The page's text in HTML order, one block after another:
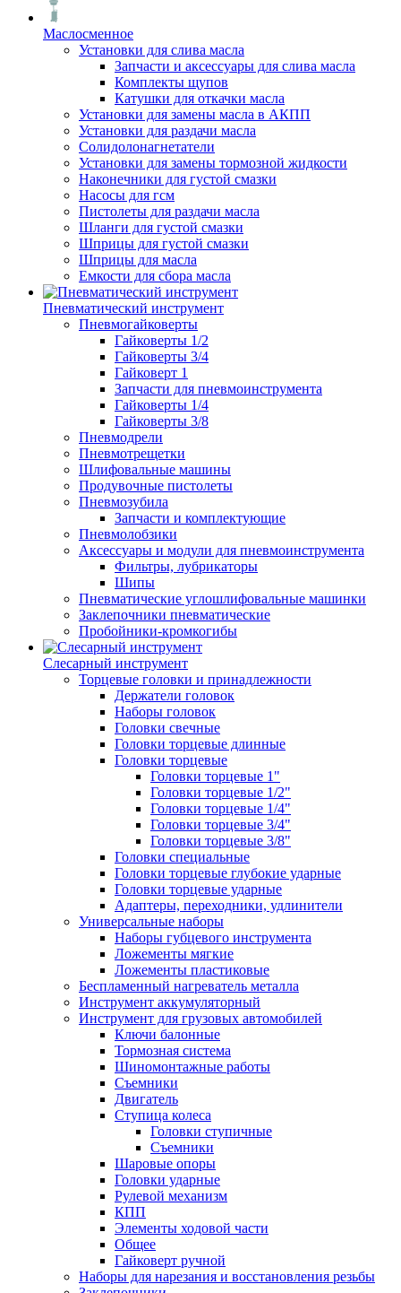
Маслосменное
Установки для слива масла
Запчасти и аксессуары для слива масла
Комплекты щупов
Катушки для откачки масла
Установки для замены масла в АКПП
Установки для раздачи масла
Солидолонагнетатели
Установки для замены тормозной жидкости
Наконечники для густой смазки
Насосы для гсм
Пистолеты для раздачи масла
Шланги для густой смазки
Шприцы для густой смазки
Шприцы для масла
Емкости для сбора масла
Пневматический инструмент
Пневмогайковерты
Гайковерты 1/2
Гайковерты 3/4
Гайковерт 1
Запчасти для пневмоинструмента
Гайковерты 1/4
Гайковерты 3/8
Пневмодрели
Пневмотрещетки
Шлифовальные машины
Продувочные пистолеты
Пневмозубила
Запчасти и комплектующие
Пневмолобзики
Аксессуары и модули для пневмоинструмента
Фильтры, лубрикаторы
Шипы
Пневматические углошлифовальные машинки
Заклепочники пневматические
Пробойники-кромкогибы
Слесарный инструмент
Торцевые головки и принадлежности
Держатели головок
Наборы головок
Головки свечные
Головки торцевые длинные
Головки торцевые
Головки торцевые 1"
Головки торцевые 1/2"
Головки торцевые 1/4"
Головки торцевые 3/4"
Головки торцевые 3/8"
Головки специальные
Головки торцевые глубокие ударные
Головки торцевые ударные
Адаптеры, переходники, удлинители
Универсальные наборы
Наборы губцевого инструмента
Ложементы мягкие
Ложементы пластиковые
Беспламенный нагреватель металла
Инструмент аккумуляторный
Инструмент для грузовых автомобилей
Ключи балонные
Тормозная система
Шиномонтажные работы
Cъемники
Двигатель
Ступица колеса
Головки ступичные
Cъемники
Шаровые опоры
Головки ударные
Рулевой механизм
КПП
Элементы ходовой части
Общее
Гайковерт ручной
Наборы для нарезания и восстановления резьбы